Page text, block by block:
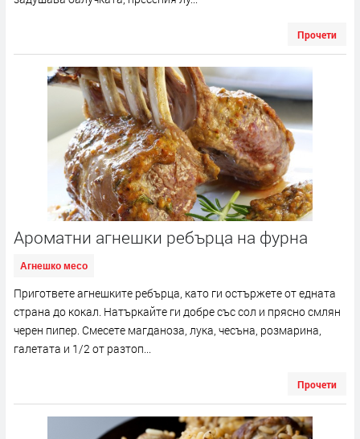
Прочети
Ароматни агнешки ребърца на фурна
Агнешко месо
Пригответе агнешките ребърца, като ги остържете от едната
страна до кокал. Натъркайте ги добре със сол и прясно смлян
черен пипер. Смесете магданоза, лука, чесъна, розмарина,
галетата и 1/2 от разтоп...
Прочети